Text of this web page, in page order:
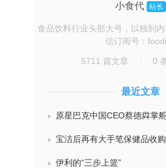
小食代 站长
食品饮料行业头部大号，以独到
信订阅号：
5711 篇文章 0
最近文章
原星巴克中国CEO蔡德粦掌舵恒隆，百胜中国完成必胜客内地所有权收购，泸溪河迎来反转，
宝洁后再有大手笔保健品收购：麒麟超90亿拿下健美生，在华已入驻山姆和开市客等多
伊利的“三步上篮”